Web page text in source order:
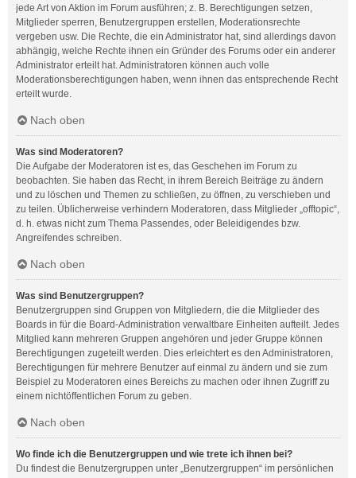
jede Art von Aktion im Forum ausführen; z. B. Berechtigungen setzen,
Mitglieder sperren, Benutzergruppen erstellen, Moderationsrechte
vergeben usw. Die Rechte, die ein Administrator hat, sind allerdings davon
abhängig, welche Rechte ihnen ein Gründer des Forums oder ein anderer
Administrator erteilt hat. Administratoren können auch volle
Moderationsberechtigungen haben, wenn ihnen das entsprechende Recht
erteilt wurde.
Nach oben
Was sind Moderatoren?
Die Aufgabe der Moderatoren ist es, das Geschehen im Forum zu
beobachten. Sie haben das Recht, in ihrem Bereich Beiträge zu ändern
und zu löschen und Themen zu schließen, zu öffnen, zu verschieben und
zu teilen. Üblicherweise verhindern Moderatoren, dass Mitglieder „offtopic“,
d. h. etwas nicht zum Thema Passendes, oder Beleidigendes bzw.
Angreifendes schreiben.
Nach oben
Was sind Benutzergruppen?
Benutzergruppen sind Gruppen von Mitgliedern, die die Mitglieder des
Boards in für die Board-Administration verwaltbare Einheiten aufteilt. Jedes
Mitglied kann mehreren Gruppen angehören und jeder Gruppe können
Berechtigungen zugeteilt werden. Dies erleichtert es den Administratoren,
Berechtigungen für mehrere Benutzer auf einmal zu ändern und sie zum
Beispiel zu Moderatoren eines Bereichs zu machen oder ihnen Zugriff zu
einem nichtöffentlichen Forum zu geben.
Nach oben
Wo finde ich die Benutzergruppen und wie trete ich ihnen bei?
Du findest die Benutzergruppen unter „Benutzergruppen“ im persönlichen